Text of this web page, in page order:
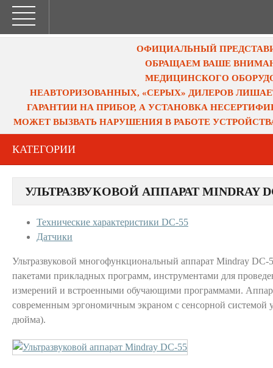
ОФИЦИАЛЬНЫЙ
ОБРАЩАЕМ ВАШЕ
МЕДИЦИНСКОГО
НЕАВТОРИЗОВАННЫХ, «СЕРЫХ» ДИЛЕРОВ
ГАРАНТИИ НА ПРИБОР, А УСТАНОВКА
МОЖЕТ ВЫЗВАТЬ НАРУШЕНИЯ В РАБОТЕ
КАТЕГОРИИ
УЛЬТРАЗВУКОВОЙ АППАРАТ MINDRAY
Технические характеристики DC-55
Датчики
Ультразвуковой многофункциональный аппарат Mindray
пакетами прикладных программ, инструментами для
измерений и встроенными обучающими программами.
современным эргономичным экраном с сенсорной системой
дюйма).